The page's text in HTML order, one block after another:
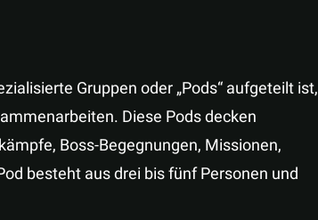
Gruppen oder „Pods“ aufgeteilt ist,
Diese Pods decken
Boss-Begegnungen, Missionen,
besteht aus drei bis fünf Personen und